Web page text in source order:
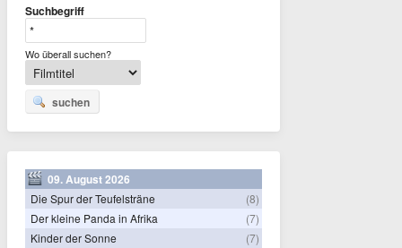
Suchbegriff
Wo überall suchen?
suchen
09. August 2026
Die Spur der Teufelsträne
(8)
Der kleine Panda in Afrika
(7)
Kinder der Sonne
(7)